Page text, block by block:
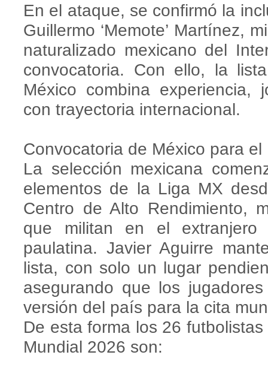
En el ataque, se confirmó la
Guillermo ‘Memote’ Martínez,
naturalizado mexicano del
convocatoria. Con ello, la
México combina experiencia,
con trayectoria internacional.
Convocatoria de México para
La selección mexicana
elementos de la Liga MX
Centro de Alto Rendimiento,
que militan en el extranjero
paulatina. Javier Aguirre
lista, con solo un lugar
asegurando que los
versión del país para la cita
De esta forma los 26
Mundial 2026 son: